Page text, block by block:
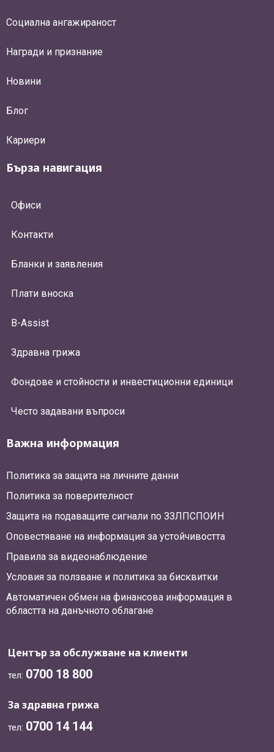
Социална ангажираност
Награди и признание
Новини
Блог
Кариери
Бърза навигация
Офиси
Контакти
Бланки и заявления
Плати вноска
B-Assist
Здравна грижа
Фондове и стойности и инвестиционни единици
Често задавани въпроси
Важна информация
Политика за защита на личните данни
Политика за поверителност
Защита на подаващите сигнали по ЗЗЛПСПОИН
Оповестяване на информация за устойчивостта
Правила за видеонаблюдение
Условия за ползване и политика за бисквитки
Автоматичен обмен на финансова информация в
областта на данъчното облагане
Център за обслужване на клиенти
тел: 0700 18 800
За здравна грижа
тел: 0700 14 144